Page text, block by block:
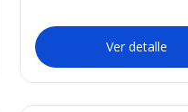
Ver detalle